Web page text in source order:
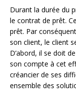
Durant la durée du
le contrat de prêt.
prêt. Par
son client, le client
D’abord, il se doit
son compte à cet
créancier de ses
ensemble des